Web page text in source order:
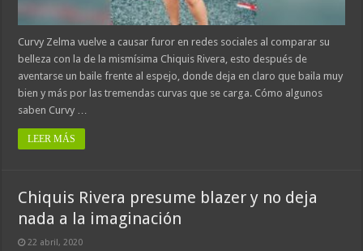
Curvy Zelma vuelve a causar furor en redes sociales al comparar su
belleza con la de la mismísima Chiquis Rivera, esto después de
aventarse un baile frente al espejo, donde deja en claro que baila muy
bien y más por las tremendas curvas que se carga. Cómo algunos
saben Curvy …
LEER MÁS
Chiquis Rivera presume blazer y no deja
nada a la imaginación
22 abril, 2020